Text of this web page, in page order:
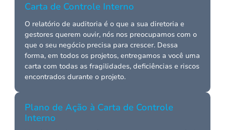
Carta de Controle Interno
O relatório de auditoria é o que a sua diretoria e
gestores querem ouvir, nós nos preocupamos com o
que o seu negócio precisa para crescer. Dessa
forma, em todos os projetos, entregamos a você uma
carta com todas as fragilidades, deficiências e riscos
encontrados durante o projeto.
Plano de Ação à Carta de Controle
Interno